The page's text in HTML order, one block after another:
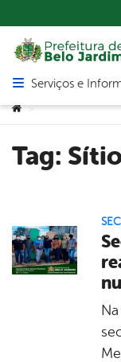
Abrir menu
Serviços e
Você está aqui:
>
Tag: